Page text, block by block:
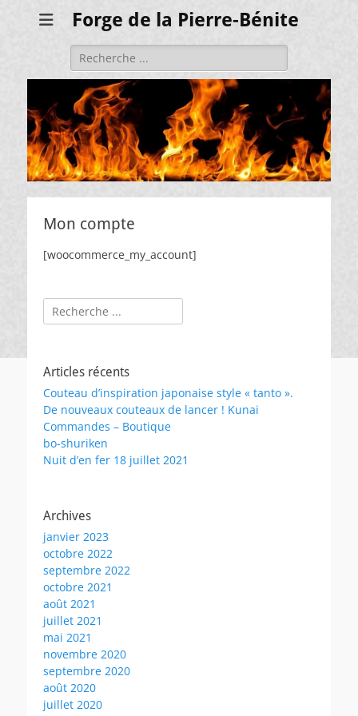
Forge de la Pierre-Bénite
Rechercher :
Mon compte
[woocommerce_my_account]
Rechercher :
Articles récents
Couteau d’inspiration japonaise style « tanto ».
De nouveaux couteaux de lancer ! Kunai
Commandes – Boutique
bo-shuriken
Nuit d’en fer 18 juillet 2021
Archives
janvier 2023
octobre 2022
septembre 2022
octobre 2021
août 2021
juillet 2021
mai 2021
novembre 2020
septembre 2020
août 2020
juillet 2020